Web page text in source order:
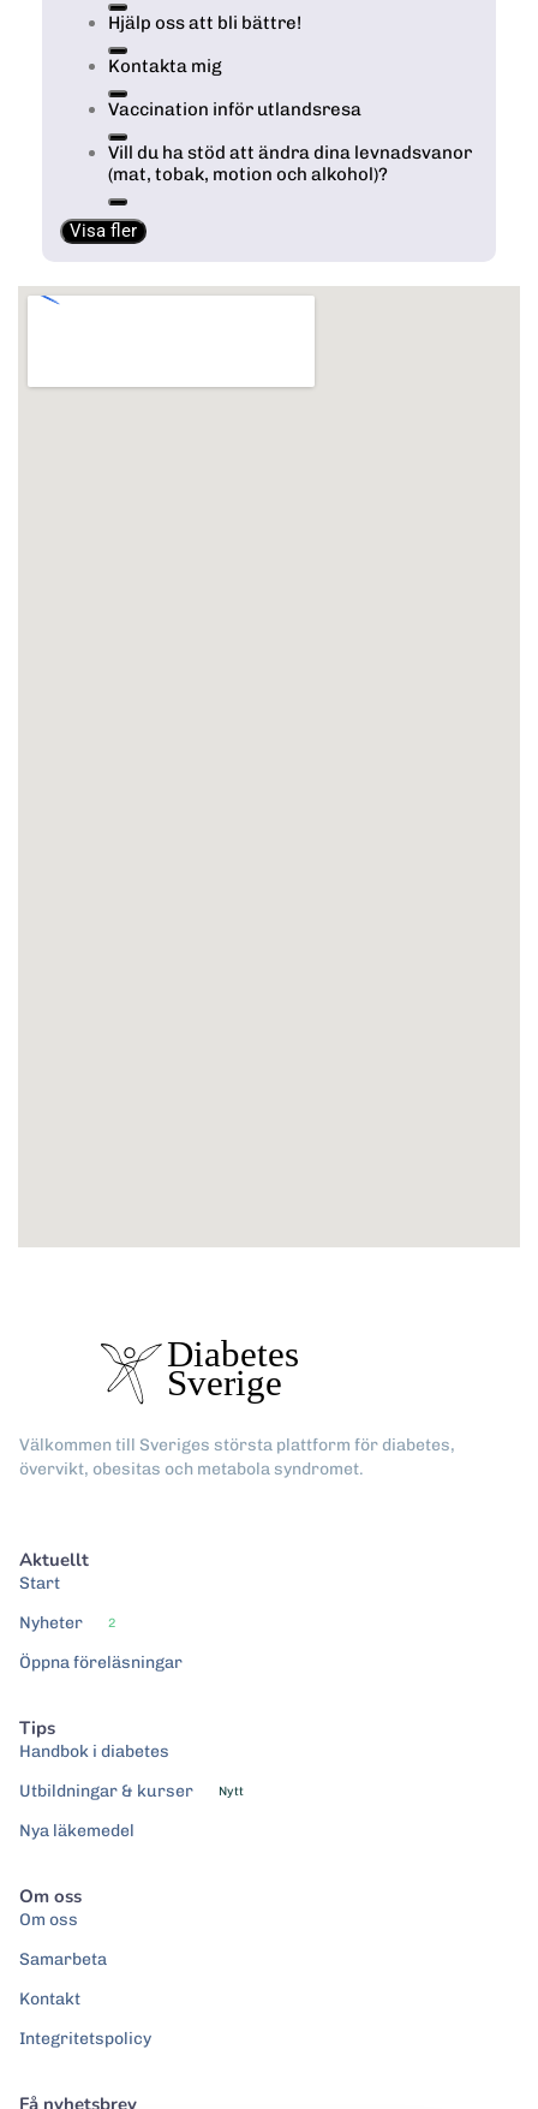
Hjälp oss att bli bättre!
Kontakta mig
Vaccination inför utlandsresa
Vill du ha stöd att ändra dina levnadsvanor
(mat, tobak, motion och alkohol)?
Visa fler
Välkommen till Sveriges största plattform för diabetes,
övervikt, obesitas och metabola syndromet.
Aktuellt
Start
Nyheter
2
Öppna föreläsningar
Tips
Handbok i diabetes
Utbildningar & kurser
Nytt
Nya läkemedel
Om oss
Om oss
Samarbeta
Kontakt
Integritetspolicy
Få nyhetsbrev